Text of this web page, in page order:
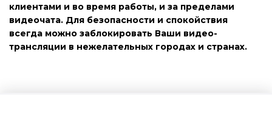
клиентами и во время работы, и за пределами
видеочата. Для безопасности и спокойствия
всегда можно заблокировать Ваши видео-
трансляции в нежелательных городах и странах.